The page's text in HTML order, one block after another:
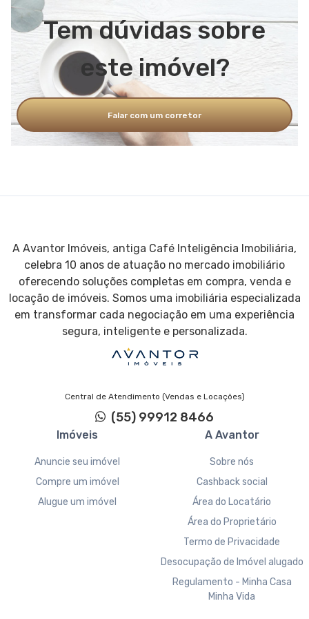
Tem dúvidas sobre
este imóvel?
Falar com um corretor
A Avantor Imóveis, antiga Café Inteligência Imobiliária,
celebra 10 anos de atuação no mercado imobiliário
oferecendo soluções completas em compra, venda e
locação de imóveis. Somos uma imobiliária especializada
em transformar cada negociação em uma experiência
segura, inteligente e personalizada.
Central de Atendimento (Vendas e Locações)
(55) 99912 8466
Imóveis
Anuncie seu imóvel
Compre um imóvel
Alugue um imóvel
A Avantor
Sobre nós
Cashback social
Área do Locatário
Área do Proprietário
Termo de Privacidade
Desocupação de Imóvel alugado
Regulamento - Minha Casa
Minha Vida